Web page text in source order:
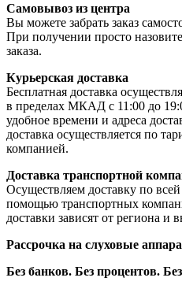
Самовывоз из центра
Вы можете забрать заказ
При получении просто
заказа.
Курьерская доставка
Бесплатная доставка
в пределах МКАД с 11:00 до
удобное времени и адреса
доставка осуществляется по
компанией.
Доставка транспортной
Осуществляем доставку по
помощью транспортных
доставки зависят от региона и
Рассрочка на слуховые
Без банков. Без процентов.